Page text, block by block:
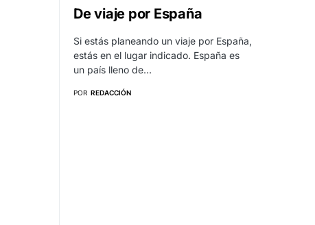
De viaje por España
Si estás planeando un viaje por España,
estás en el lugar indicado. España es
un país lleno de…
POR REDACCIÓN